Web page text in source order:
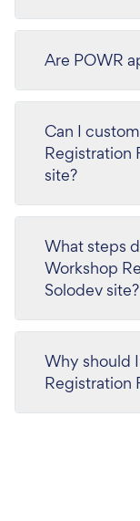
Are POWR
Can I
Registration
site?
What steps
Workshop
Solodev site?
Why should
Registration